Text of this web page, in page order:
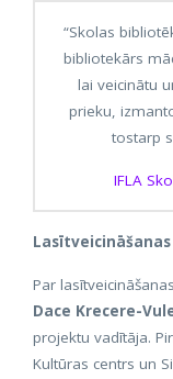
“Skolas
bibliotekārs
lai veicinātu
prieku,
tostarp
IFLA
Par
Dace Krecere-
projektu vadītāja.
Kultūras centrs un